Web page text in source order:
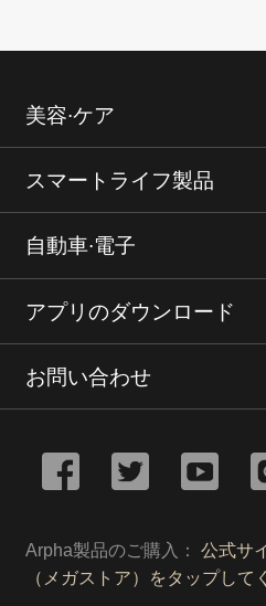
美容∙ケア
スマートライフ製品
自動車∙電子
アプリのダウンロード
お問い合わせ
Arpha製品のご購入：
公式サ
（メガストア）をタップして